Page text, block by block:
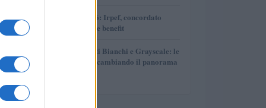
4
Novità fiscali 2026: Irpef, concordato
preventivo e fringe benefit
5
Volotea, Certificati Bianchi e Grayscale: le
novità che stanno cambiando il panorama